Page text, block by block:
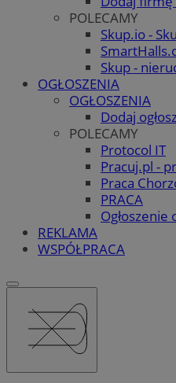
POLECAMY
Skup.io -
Skup -
OGŁOSZENIA
OGŁOSZENIA
Dodaj
POLECAMY
Protocol IT
Pracuj.pl -
Praca
PRACA
Ogłoszenie
REKLAMA
WSPÓŁPRACA